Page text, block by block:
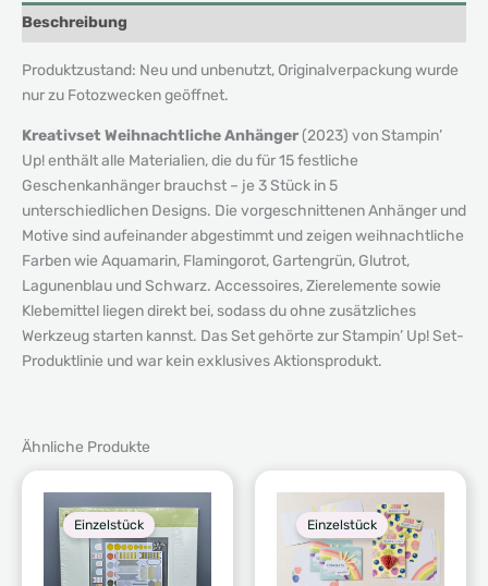
Beschreibung
Produktzustand: Neu und unbenutzt, Originalverpackung wurde
nur zu Fotozwecken geöffnet.
Kreativset Weihnachtliche Anhänger (2023) von Stampin’
Up! enthält alle Materialien, die du für 15 festliche
Geschenkanhänger brauchst – je 3 Stück in 5
unterschiedlichen Designs. Die vorgeschnittenen Anhänger und
Motive sind aufeinander abgestimmt und zeigen weihnachtliche
Farben wie Aquamarin, Flamingorot, Gartengrün, Glutrot,
Lagunenblau und Schwarz. Accessoires, Zierelemente sowie
Klebemittel liegen direkt bei, sodass du ohne zusätzliches
Werkzeug starten kannst. Das Set gehörte zur Stampin’ Up! Set-
Produktlinie und war kein exklusives Aktionsprodukt.
Ähnliche Produkte
Einzelstück Einzelstück